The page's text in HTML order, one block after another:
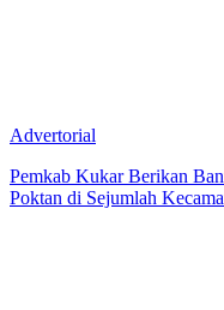
Advertorial
Pemkab Kukar Berikan
Poktan di Sejumlah